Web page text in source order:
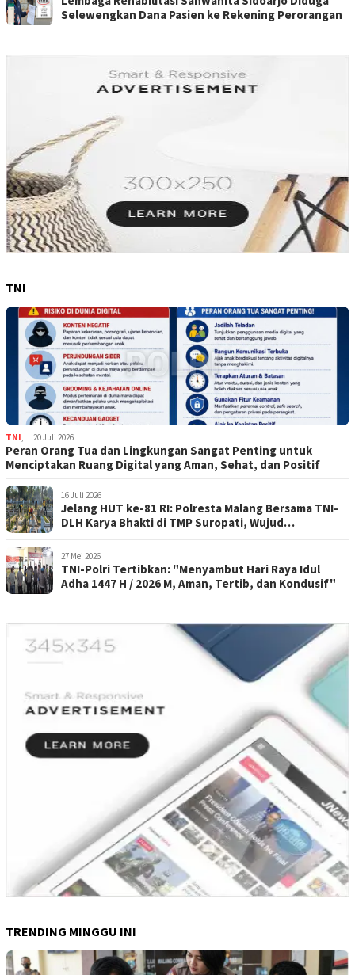
Selewengkan Dana Pasien ke Rekening Perorangan
TNI
TNI, 20 Juli 2026
Peran Orang Tua dan Lingkungan Sangat Penting untuk
Menciptakan Ruang Digital yang Aman, Sehat, dan Positif
16 Juli 2026
Jelang HUT ke-81 RI: Polresta Malang Bersama TNI-
DLH Karya Bhakti di TMP Suropati, Wujud
27 Mei 2026
TNI-Polri Tertibkan: "Menyambut Hari Raya Idul
Adha 1447 H / 2026 M, Aman, Tertib, dan Kondusif"
TRENDING MINGGU INI